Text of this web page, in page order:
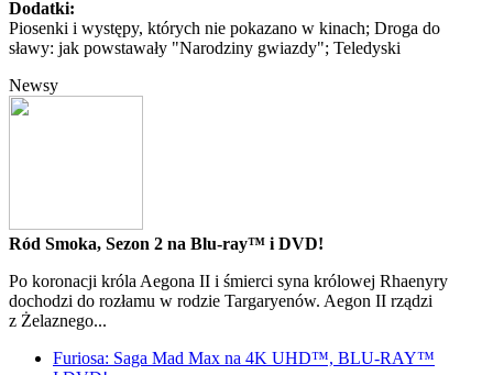
Dodatki:
Piosenki i występy, których nie pokazano w kinach; Droga do
sławy: jak powstawały "Narodziny gwiazdy"; Teledyski
Newsy
Ród Smoka, Sezon 2 na Blu-ray™ i DVD!
Po koronacji króla Aegona II i śmierci syna królowej Rhaenyry
dochodzi do rozłamu w rodzie Targaryenów. Aegon II rządzi
z Żelaznego...
Furiosa: Saga Mad Max na 4K UHD™, BLU-RAY™